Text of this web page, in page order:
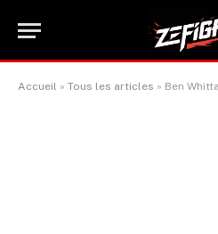
Accueil » Tous les articles » Ben Whittaker insiste sur